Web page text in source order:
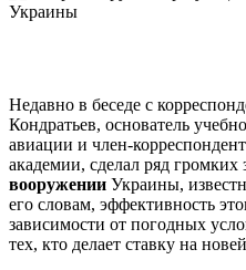
Недавно в беседе с
Кондратьев, основатель
авиации и член-
академии, сделал ряд громких
вооружении Украины,
его словам, эффективность
зависимости от погодных
тех, кто делает ставку на